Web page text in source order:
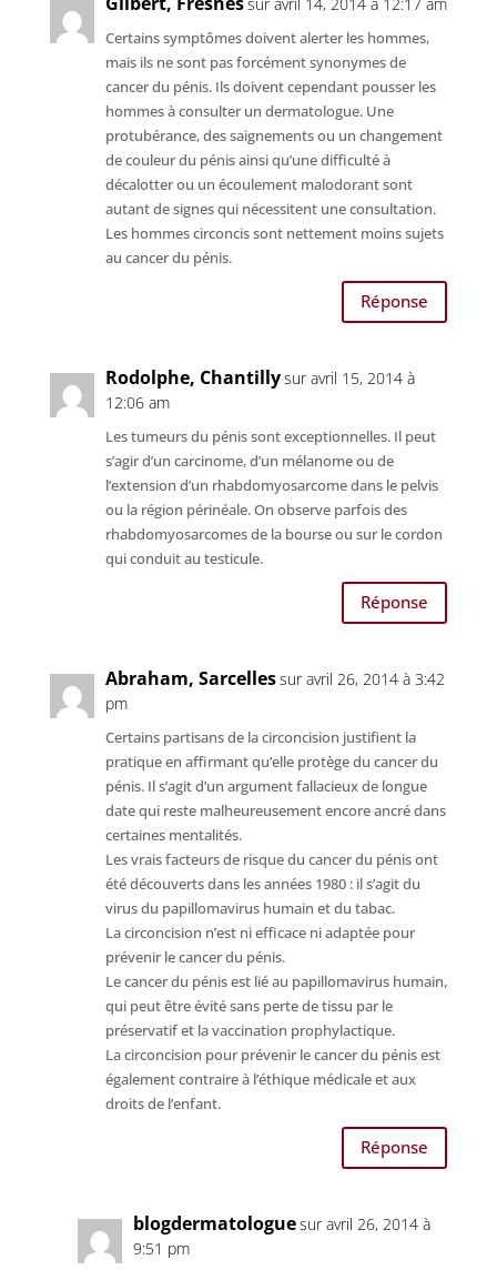
Certains symptômes doivent alerter les hommes,
mais ils ne sont pas forcément synonymes de
cancer du pénis. Ils doivent cependant pousser les
hommes à consulter un dermatologue. Une
protubérance, des saignements ou un changement
de couleur du pénis ainsi qu’une difficulté à
décalotter ou un écoulement malodorant sont
autant de signes qui nécessitent une consultation.
Les hommes circoncis sont nettement moins sujets
au cancer du pénis.
Réponse
Rodolphe, Chantillysur avril 15, 2014 à
12:06 am
Les tumeurs du pénis sont exceptionnelles. Il peut
s’agir d’un carcinome, d’un mélanome ou de
l’extension d’un rhabdomyosarcome dans le pelvis
ou la région périnéale. On observe parfois des
rhabdomyosarcomes de la bourse ou sur le cordon
qui conduit au testicule.
Réponse
Abraham, Sarcellessur avril 26, 2014 à 3:42
pm
Certains partisans de la circoncision justifient la
pratique en affirmant qu’elle protège du cancer du
pénis. Il s’agit d’un argument fallacieux de longue
date qui reste malheureusement encore ancré dans
certaines mentalités.
Les vrais facteurs de risque du cancer du pénis ont
été découverts dans les années 1980 : il s’agit du
virus du papillomavirus humain et du tabac.
La circoncision n’est ni efficace ni adaptée pour
prévenir le cancer du pénis.
Le cancer du pénis est lié au papillomavirus humain,
qui peut être évité sans perte de tissu par le
préservatif et la vaccination prophylactique.
La circoncision pour prévenir le cancer du pénis est
également contraire à l’éthique médicale et aux
droits de l’enfant.
Réponse
blogdermatologuesur avril 26, 2014 à
9:51 pm